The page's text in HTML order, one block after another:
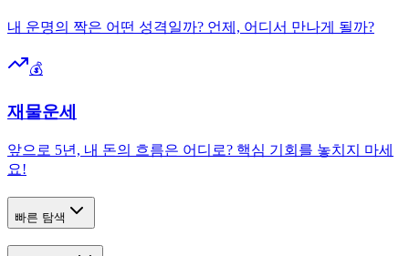
내 운명의 짝은 어떤 성격일까? 언제, 어디서 만나게 될까?
💰
재물운세
앞으로 5년, 내 돈의 흐름은 어디로? 핵심 기회를 놓치지 마세
요!
빠른 탐색